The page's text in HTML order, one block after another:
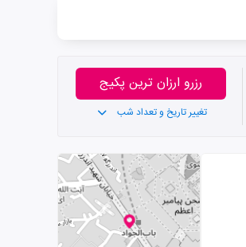
رزرو ارزان ترین پکیج
تغییر تاریخ و تعداد شب